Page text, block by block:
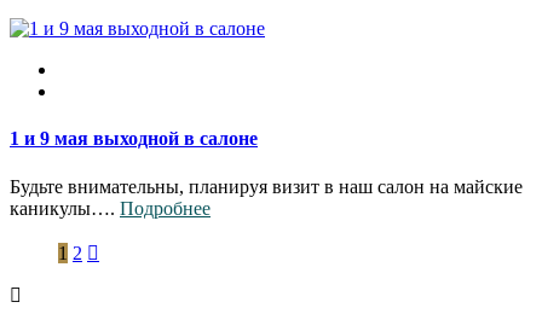
1 и 9 мая выходной в салоне
Будьте внимательны, планируя визит в наш салон на майские
каникулы…. Подробнее
1 2